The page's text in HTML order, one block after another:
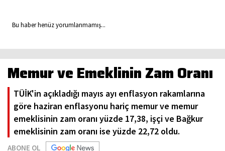
Bu haber henüz yorumlanmamış...
Memur ve Emeklinin Zam Oranı
TÜİK'in açıkladığı mayıs ayı enflasyon rakamlarına
göre haziran enflasyonu hariç memur ve memur
emeklisinin zam oranı yüzde 17,38, işçi ve Bağkur
emeklisinin zam oranı ise yüzde 22,72 oldu.
ABONE OL